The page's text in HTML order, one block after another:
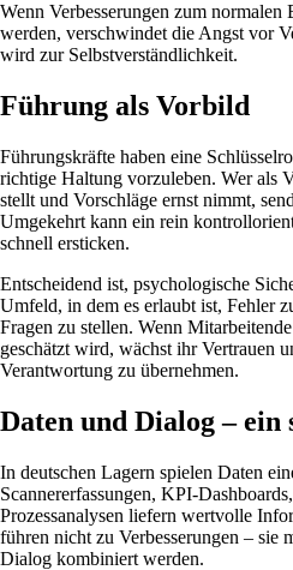
Wenn Verbesserungen zum
werden, verschwindet die Angst vor
wird zur Selbstverständlichkeit.
Führung als Vorbild
Führungskräfte haben eine
richtige Haltung vorzuleben. Wer als
stellt und Vorschläge ernst nimmt,
Umgekehrt kann ein rein
schnell ersticken.
Entscheidend ist, psychologische
Umfeld, in dem es erlaubt ist, Fehler
Fragen zu stellen. Wenn
geschätzt wird, wächst ihr Vertrauen
Verantwortung zu übernehmen.
Daten und Dialog – ein
In deutschen Lagern spielen Daten
Scannererfassungen, KPI-
Prozessanalysen liefern wertvolle
führen nicht zu Verbesserungen – sie
Dialog kombiniert werden.